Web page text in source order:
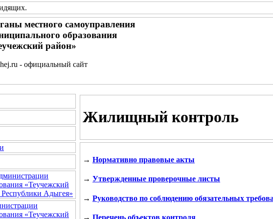
.
местного самоуправления
образования
район»
- официальный сайт
«Теучежский
Адыгея»
«Теучежский
Жилищный контроль
→ Нормативно правовые акты
→ Утвержденные проверочные листы
→ Руководство по соблюдению обязательных
→ Перечень объектов контроля